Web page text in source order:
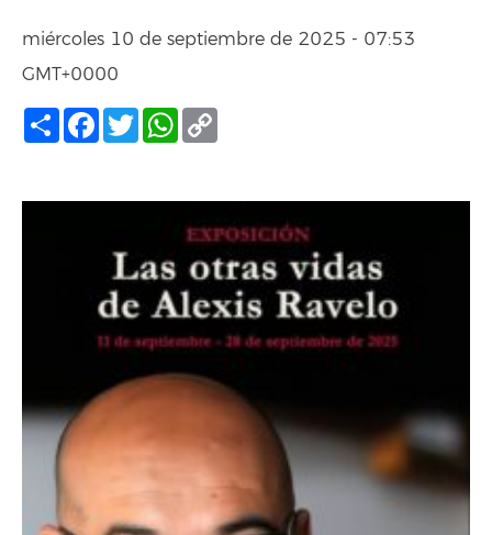
miércoles 10 de septiembre de 2025 - 07:53
GMT+0000
Compartir
Facebook
TwitterWhatsApp